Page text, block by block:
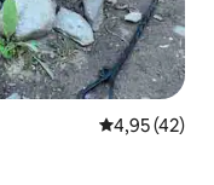
Vidējais
4,95 (42)